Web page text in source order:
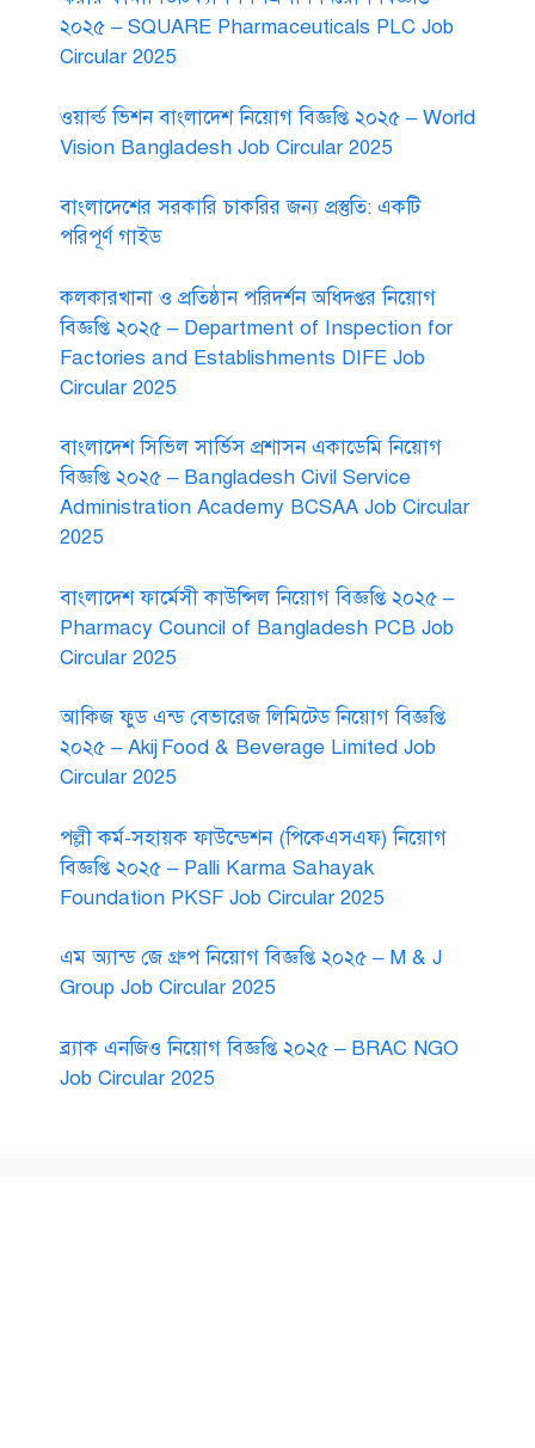
২০২৫ – SQUARE Pharmaceuticals PLC Job
Circular 2025
ওয়ার্ল্ড ভিশন বাংলাদেশ নিয়োগ বিজ্ঞপ্তি ২০২৫ – World
Vision Bangladesh Job Circular 2025
বাংলাদেশের সরকারি চাকরির জন্য প্রস্তুতি: একটি
পরিপূর্ণ গাইড
কলকারখানা ও প্রতিষ্ঠান পরিদর্শন অধিদপ্তর নিয়োগ
বিজ্ঞপ্তি ২০২৫ – Department of Inspection for
Factories and Establishments DIFE Job
Circular 2025
বাংলাদেশ সিভিল সার্ভিস প্রশাসন একাডেমি নিয়োগ
বিজ্ঞপ্তি ২০২৫ – Bangladesh Civil Service
Administration Academy BCSAA Job Circular
2025
বাংলাদেশ ফার্মেসী কাউন্সিল নিয়োগ বিজ্ঞপ্তি ২০২৫ –
Pharmacy Council of Bangladesh PCB Job
Circular 2025
আকিজ ফুড এন্ড বেভারেজ লিমিটেড নিয়োগ বিজ্ঞপ্তি
২০২৫ – Akij Food & Beverage Limited Job
Circular 2025
পল্লী কর্ম-সহায়ক ফাউন্ডেশন (পিকেএসএফ) নিয়োগ
বিজ্ঞপ্তি ২০২৫ – Palli Karma Sahayak
Foundation PKSF Job Circular 2025
এম অ্যান্ড জে গ্রুপ নিয়োগ বিজ্ঞপ্তি ২০২৫ – M & J
Group Job Circular 2025
ব্র্যাক এনজিও নিয়োগ বিজ্ঞপ্তি ২০২৫ – BRAC NGO
Job Circular 2025